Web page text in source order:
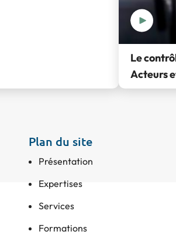
Le
Acteurs
Plan du site
Présentation
Expertises
Services
Formations